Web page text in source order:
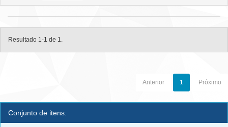
Resultado 1-1 de 1.
Anterior 1 Próximo
Conjunto de itens: